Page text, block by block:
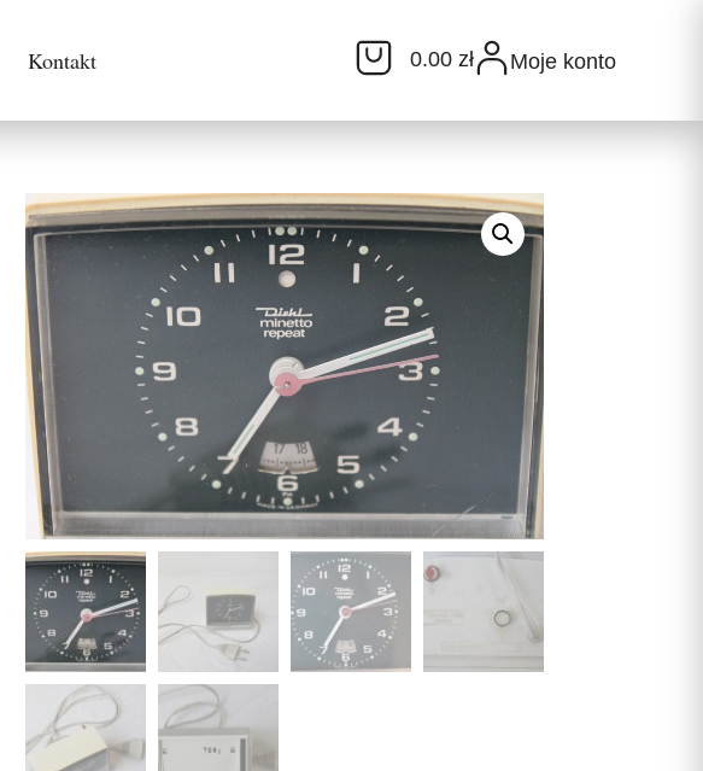
Kontakt 0.00 zł Moje konto